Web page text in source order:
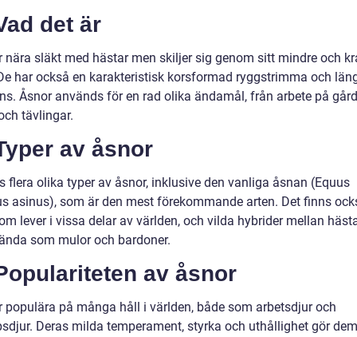
det är
nära släkt med hästar men skiljer sig genom sitt mindre och
har också en karakteristisk korsformad ryggstrimma och
Åsnor används för en rad olika ändamål, från arbete på
tävlingar.
av åsnor
flera olika typer av åsnor, inklusive den vanliga åsnan (Equus
asinus), som är den mest förekommande arten. Det finns
lever i vissa delar av världen, och vilda hybrider mellan
som mulor och bardoner.
av åsnor
populära på många håll i världen, både som arbetsdjur och
Deras milda temperament, styrka och uthållighet gör